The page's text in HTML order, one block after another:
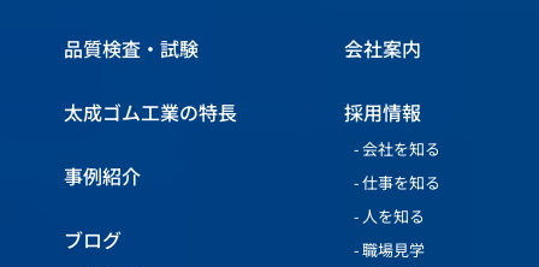
品質検査・試験
太成ゴム工業の特長
事例紹介
ブログ
会社案内
採用情報
会社を知る
仕事を知る
人を知る
職場見学